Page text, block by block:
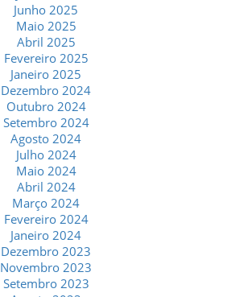
Junho 2025
Maio 2025
Abril 2025
Fevereiro 2025
Janeiro 2025
Dezembro 2024
Outubro 2024
Setembro 2024
Agosto 2024
Julho 2024
Maio 2024
Abril 2024
Março 2024
Fevereiro 2024
Janeiro 2024
Dezembro 2023
Novembro 2023
Setembro 2023